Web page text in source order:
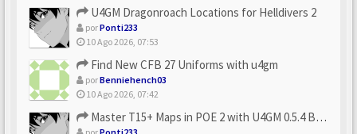
U4GM Dragonroach Locations for Helldivers 2
porPonti233
10 Ago 2026, 07:53
Find New CFB 27 Uniforms with u4gm
porBenniehench03
10 Ago 2026, 07:42
Master T15+ Maps in POE 2 with U4GM 0.5.4 Builds